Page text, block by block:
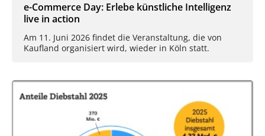
e-Commerce Day: Erlebe künstliche Intelligenz
live in action
Am 11. Juni 2026 findet die Veranstaltung, die von
Kaufland organisiert wird, wieder in Köln statt.